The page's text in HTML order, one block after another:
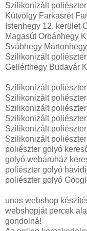
Szilikonizált
Kútvölgy Farkasrét
Istenhegy 12. kerület
Magasút Orbánhegy
Svábhegy
Szilikonizált
Gellérthegy Budavár
Szilikonizált
Szilikonizált
Szilikonizált
Szilikonizált
Szilikonizált
Szilikonizált
poliészter golyó
golyó webáruház
poliészter golyó
poliészter golyó
unas webshop
webshopját percek
gondolná!